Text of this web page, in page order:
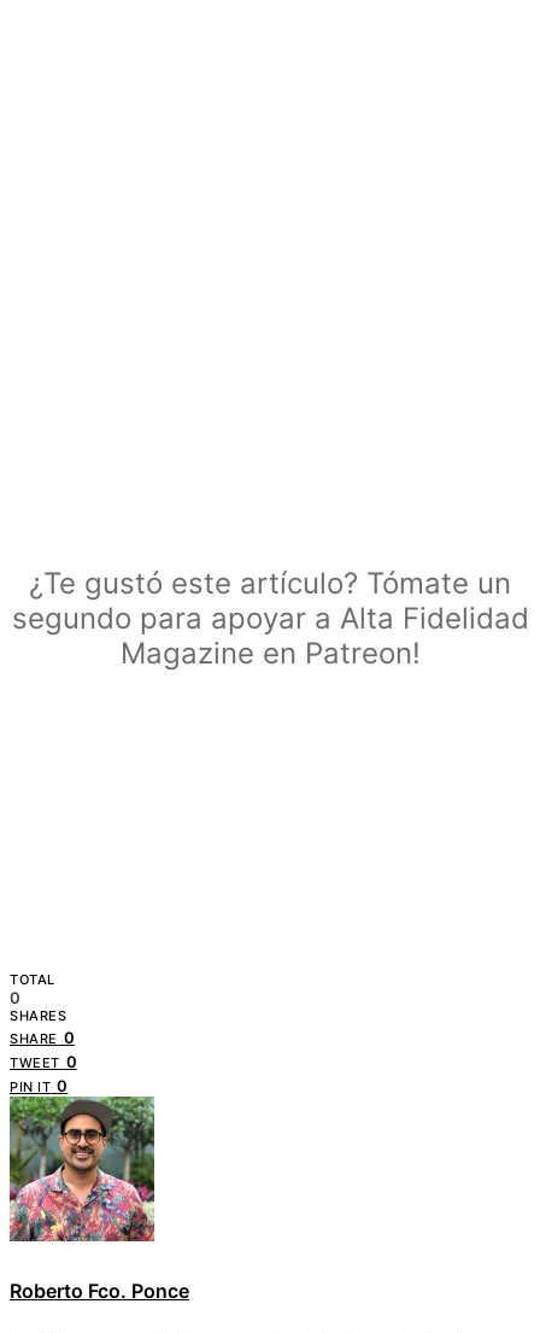
¿Te gustó este artículo? Tómate un
segundo para apoyar a Alta Fidelidad
Magazine en Patreon!
TOTAL
0
SHARES
SHARE 0
TWEET 0
PIN IT 0
Roberto Fco. Ponce